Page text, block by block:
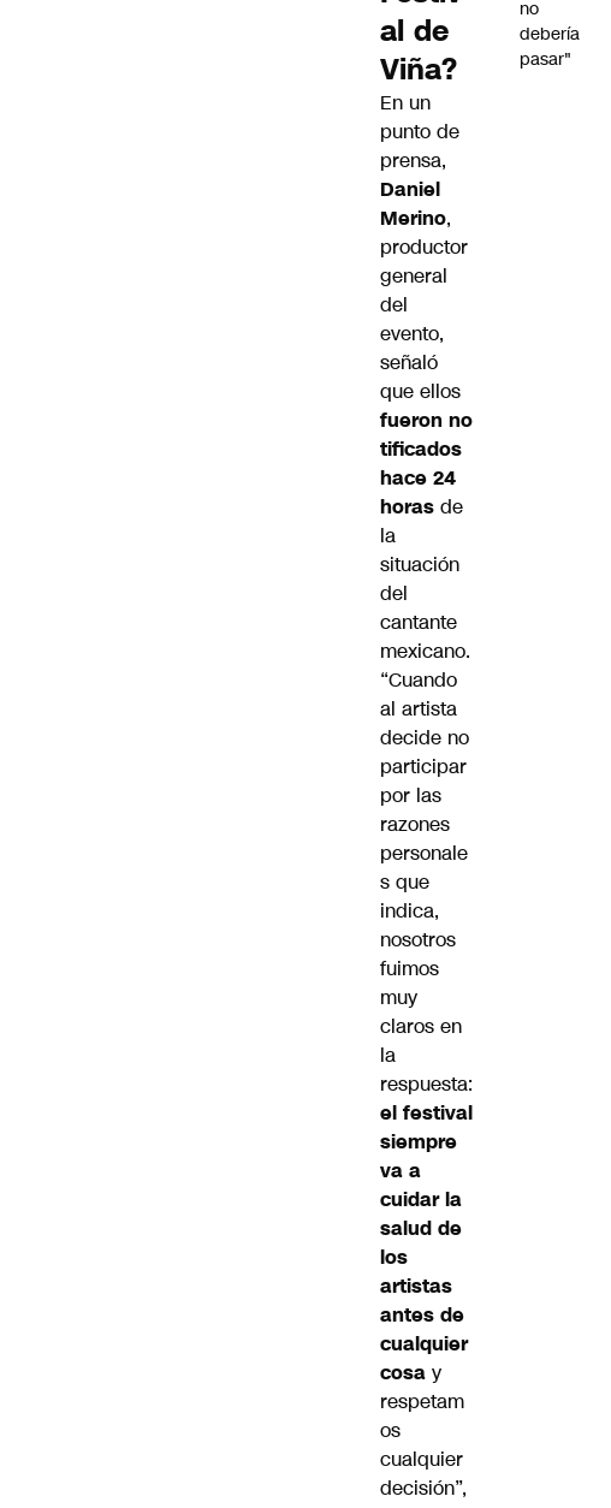
al de
Viña?
En un
punto de
prensa,
Daniel
Merino,
productor
general
del
evento,
señaló
que ellos
fueron no
tificados
hace 24
horas de
la
situación
del
cantante
mexicano.
“Cuando
al artista
decide no
participar
por las
razones
personale
s que
indica,
nosotros
fuimos
muy
claros en
la
respuesta:
el festival
siempre
va a
cuidar la
salud de
los
artistas
antes de
cualquier
cosa y
respetam
os
cualquier
decisión”,
no
debería
pasar"